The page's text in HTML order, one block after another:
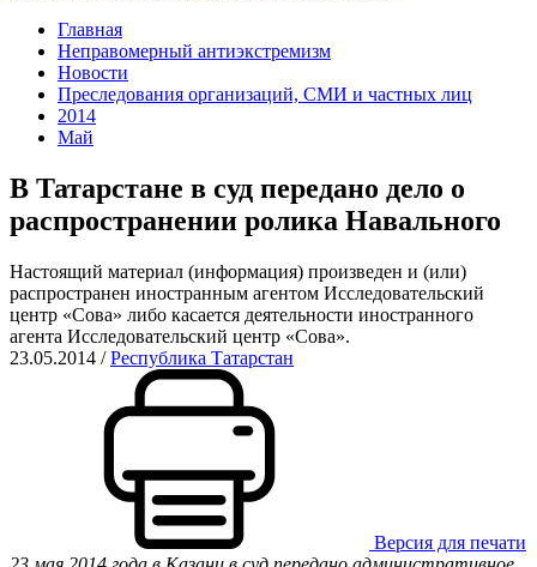
Главная
Неправомерный антиэкстремизм
Новости
Преследования организаций, СМИ и частных лиц
2014
Май
В Татарстане в суд передано дело о
распространении ролика Навального
Настоящий материал (информация) произведен и (или)
распространен иностранным агентом Исследовательский
центр «Сова» либо касается деятельности иностранного
агента Исследовательский центр «Сова».
23.05.2014 /Республика Татарстан
Версия для печати